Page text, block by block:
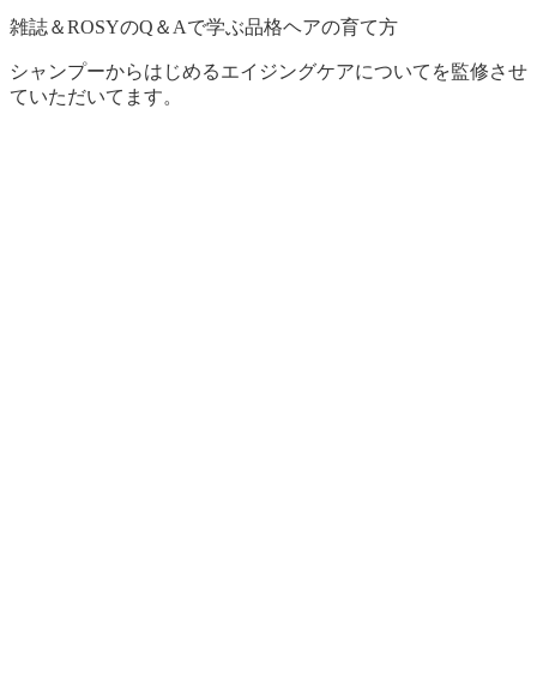
雑誌＆ROSYのQ＆Aで学ぶ品格ヘアの育て方
シャンプーからはじめるエイジングケアについてを監修させ
ていただいてます。